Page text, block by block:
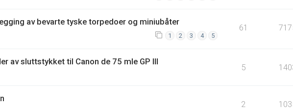
av bevarte tyske torpedoer og miniubåter
1 2 3 4 5
61
av sluttstykket til Canon de 75 mle GP III
5
2